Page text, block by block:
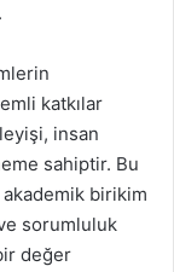
katkılar
insan
sahiptir. Bu
akademik birikim
sorumluluk
değer